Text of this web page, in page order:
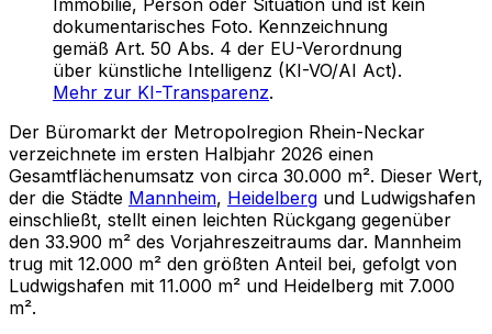
dokumentarisches Foto. Kennzeichnung
gemäß Art. 50 Abs. 4 der EU-Verordnung
über künstliche Intelligenz (KI-VO/AI Act).
Mehr zur KI-Transparenz.
Der Büromarkt der Metropolregion Rhein-Neckar
verzeichnete im ersten Halbjahr 2026 einen
Gesamtflächenumsatz von circa 30.000 m². Dieser Wert,
der die Städte Mannheim, Heidelberg und Ludwigshafen
einschließt, stellt einen leichten Rückgang gegenüber
den 33.900 m² des Vorjahreszeitraums dar. Mannheim
trug mit 12.000 m² den größten Anteil bei, gefolgt von
Ludwigshafen mit 11.000 m² und Heidelberg mit 7.000
m².